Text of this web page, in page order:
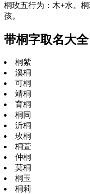
桐玫五行为：木+水。
孩。
带桐字取名大全
桐紫
溪桐
可桐
靖桐
育桐
桐同
沂桐
玫桐
桐萱
仲桐
莫桐
桐玉
桐莉